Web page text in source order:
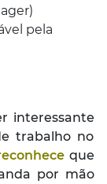
r)
pela
interessante
trabalho no
que
por mão